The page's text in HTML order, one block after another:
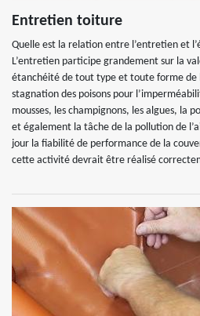
Entretien toiture
Quelle est la relation entre l’entretien et
L’entretien participe grandement sur la
étanchéité de tout type et toute forme
stagnation des poisons pour
mousses, les champignons, les algues, la
et également la tâche de la pollution de
jour la fiabilité de performance de la
cette activité devrait être réalisé